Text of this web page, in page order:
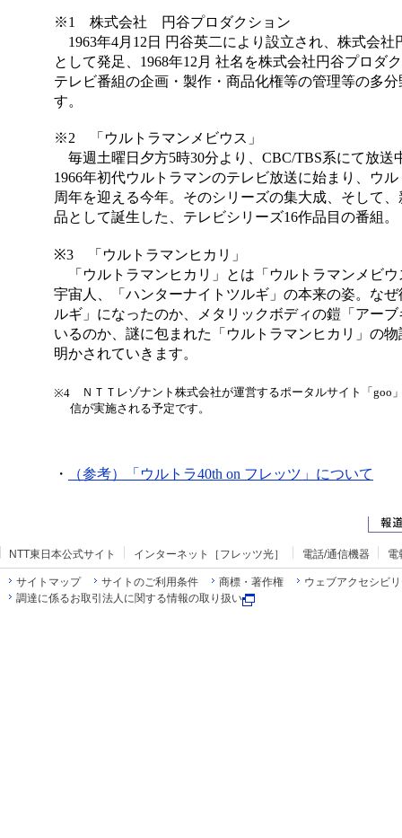
※1 株式会社 円谷プロダクション
1963年4月12日 円谷英二により設立され、株式会社
として発足、1968年12月 社名を株式会社円谷プロダ
テレビ番組の企画・製作・商品化権等の管理等の多
す。
※2 「ウルトラマンメビウス」
毎週土曜日夕方5時30分より、CBC/TBS系にて放送
1966年初代ウルトラマンのテレビ放送に始まり、ウ
周年を迎える今年。そのシリーズの集大成、そして
品として誕生した、テレビシリーズ16作品目の番組。
※3 「ウルトラマンヒカリ」
「ウルトラマンヒカリ」とは「ウルトラマンメビ
宇宙人、「ハンターナイトツルギ」の本来の姿。な
ルギ」になったのか、メタリックボディの鎧「アー
いるのか、謎に包まれた「ウルトラマンヒカリ」の
明かされていきます。
※4 ＮＴＴレゾナント株式会社が運営するポータルサイト「goo
信が実施される予定です。
・ （参考）「ウルトラ40th on フレッツ」について
NTT東日本公式サイト インターネット［フレッツ光］ 電話/通信機器 電
サイトマップ サイトのご利用条件 商標・著作権
ウェブアクセシビ
調達に係るお取引法人に関する情報の取り扱い